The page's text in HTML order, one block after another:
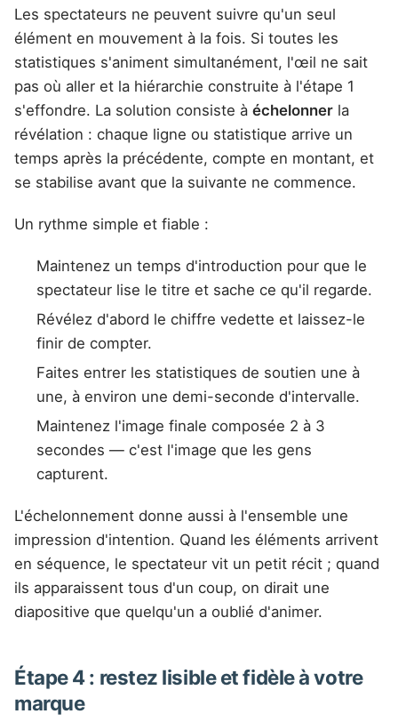
Les spectateurs ne peuvent suivre qu'un seul
élément en mouvement à la fois. Si toutes les
statistiques s'animent simultanément, l'œil ne sait
pas où aller et la hiérarchie construite à l'étape 1
s'effondre. La solution consiste à échelonner la
révélation : chaque ligne ou statistique arrive un
temps après la précédente, compte en montant, et
se stabilise avant que la suivante ne commence.
Un rythme simple et fiable :
Maintenez un temps d'introduction pour que le
spectateur lise le titre et sache ce qu'il regarde.
Révélez d'abord le chiffre vedette et laissez-le
finir de compter.
Faites entrer les statistiques de soutien une à
une, à environ une demi-seconde d'intervalle.
Maintenez l'image finale composée 2 à 3
secondes — c'est l'image que les gens
capturent.
L'échelonnement donne aussi à l'ensemble une
impression d'intention. Quand les éléments arrivent
en séquence, le spectateur vit un petit récit ; quand
ils apparaissent tous d'un coup, on dirait une
diapositive que quelqu'un a oublié d'animer.
Étape 4 : restez lisible et fidèle à votre
marque